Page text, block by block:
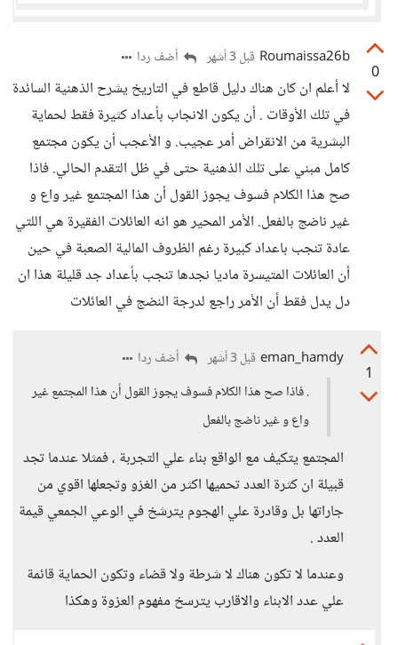
0
Roumaissa26b قبل 3 أشهر أضف ردا
لا أعلم ان كان هناك دليل قاطع في التاريخ يشرح الذهنية السائدة
في تلك الأوقات . أن يكون الانجاب بأعداد كثيرة فقط لحماية
البشرية من الانقراض أمر عجيب. و الأعجب أن يكون مجتمع
كامل مبني على تلك الذهنية حتى في ظل التقدم الحالي. فاذا
صح هذا الكلام فسوف يجوز القول أن هذا المجتمع غير واع و
غير ناضج بالفعل. الأمر المحير هو انه العائلات الفقيرة هي اللتي
عادة تنجب باعداد كبيرة رغم الظروف المالية الصعبة في حين
أن العائلات المتيسرة ماديا نجدها تنجب بأعداد جد قليلة هذا ان
دل يدل فقط أن الأمر راجع لدرجة النضج في العائلات
1
eman_hamdy قبل 3 أشهر
أضف ردا
. فاذا صح هذا الكلام فسوف يجوز القول أن هذا المجتمع غير
واع و غير ناضج بالفعل
المجتمع يتكيف مع الواقع بناء علي التجربة ، فمثلا عندما تجد
قبيلة ان كثرة العدد تحميها اكثر من الغزو وتجعلها اقوي من
جاراتها بل وقادرة علي الهجوم يترشخ في الوعي الجمعي قيمة
العدد .
وعندما لا تكون هناك لا شرطة ولا قضاء وتكون الحماية قائمة
علي عدد الابناء والاقارب يترسخ مفهوم العزوة وهكذا